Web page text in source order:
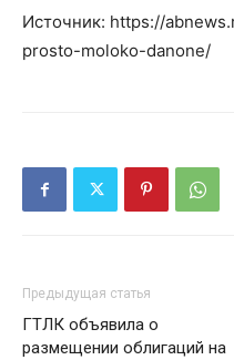
Источник: https://
prosto-moloko-danone/
Предыдущая статья
ГТЛК объявила о
размещении облигаций на